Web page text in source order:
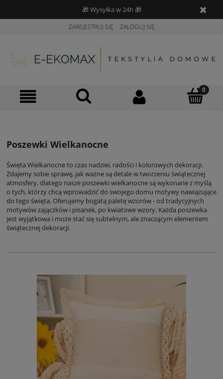
🎁 Wysyłka w 24h 🎁
ZAREJESTRUJ SIĘ ZALOGUJ SIĘ
Poszewki Wielkanocne
Święta Wielkanocne to czas nadziei, radości i kolorowych dekoracji.
Zdajemy sobie sprawę, jak ważne są detale w tworzeniu świątecznej
atmosfery, dlatego nasze poszewki wielkanocne są wykonane z myślą
o tych, którzy chcą wprowadzić do swojego domu motywy nawiązujące
do tego święta. Oferujemy bogatą paletę wzorów - od tradycyjnych
motywów zajączków i pisanek, po kwiatowe wzory. Każda poszewka
jest wyjątkowa i może stać się subtelnym, ale znaczącym elementem
świątecznej dekoracji.